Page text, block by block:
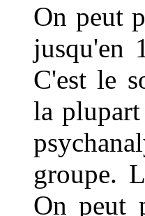
On peut
jusqu'en
C'est le
la
groupe.
On peut